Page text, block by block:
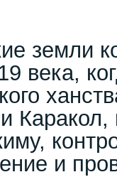
земли
века,
Каракол,
и